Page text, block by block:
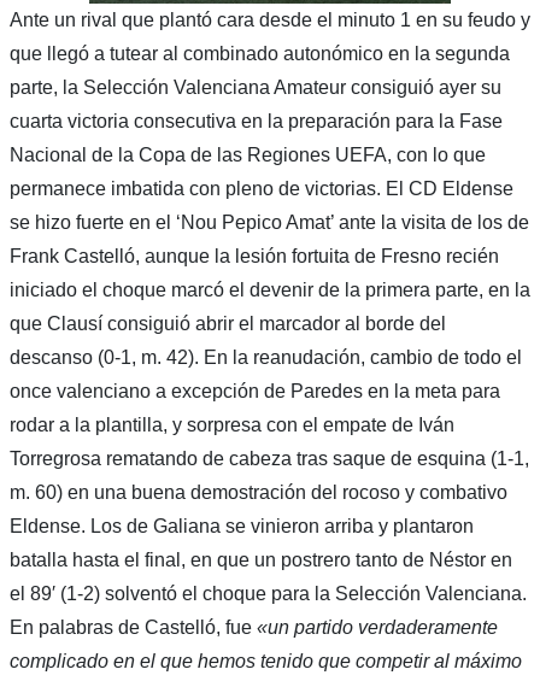
Ante un rival que plantó cara desde el minuto 1 en su feudo y
que llegó a tutear al combinado autonómico en la segunda
parte, la Selección Valenciana Amateur consiguió ayer su
cuarta victoria consecutiva en la preparación para la Fase
Nacional de la Copa de las Regiones UEFA, con lo que
permanece imbatida con pleno de victorias. El CD Eldense
se hizo fuerte en el ‘Nou Pepico Amat’ ante la visita de los de
Frank Castelló, aunque la lesión fortuita de Fresno recién
iniciado el choque marcó el devenir de la primera parte, en la
que Clausí consiguió abrir el marcador al borde del
descanso (0-1, m. 42). En la reanudación, cambio de todo el
once valenciano a excepción de Paredes en la meta para
rodar a la plantilla, y sorpresa con el empate de Iván
Torregrosa rematando de cabeza tras saque de esquina (1-1,
m. 60) en una buena demostración del rocoso y combativo
Eldense. Los de Galiana se vinieron arriba y plantaron
batalla hasta el final, en que un postrero tanto de Néstor en
el 89′ (1-2) solventó el choque para la Selección Valenciana.
En palabras de Castelló, fue «un partido verdaderamente
complicado en el que hemos tenido que competir al máximo